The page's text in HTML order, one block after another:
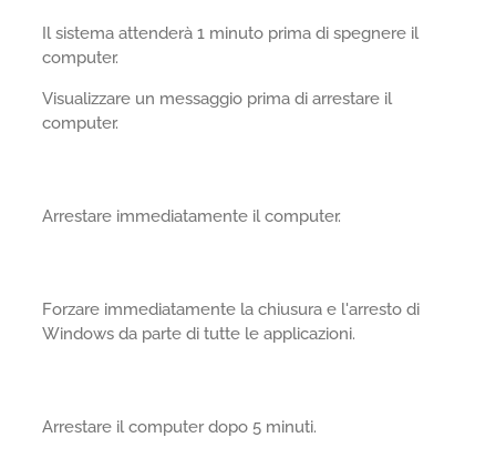
Il sistema attenderà 1 minuto prima di spegnere il
computer.
Visualizzare un messaggio prima di arrestare il
computer.
Arrestare immediatamente il computer.
Forzare immediatamente la chiusura e l'arresto di
Windows da parte di tutte le applicazioni.
Arrestare il computer dopo 5 minuti.